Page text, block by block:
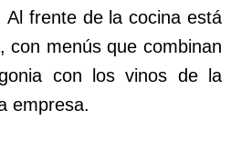
Al frente de la cocina está
con menús que combinan
con los vinos de la
empresa.